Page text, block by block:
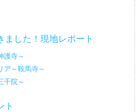
ました！現地レポート
護寺～
～鞍馬寺～
千院～
ト